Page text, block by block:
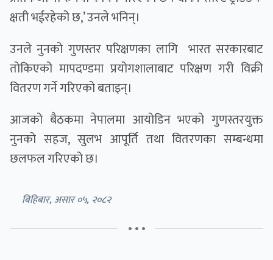
क्षती भईरहेको छ,’ उनले भनिन्।
उनले नुनको गुणस्तर परिक्षणका लागि भारत सरकारबाट
तोकिएको मापदण्डमा प्रयोगशालाबाट परिक्षण गरी विक्री
वितरण गर्ने गरिएको बताइन्।
आजको बैठकमा नेपालमा आयोडिन भएको गुणस्तरयुक्त
नुनको सहज, सुलभ आपूर्ति तथा वितरणका सम्बन्धमा
छलफल गरिएको छ।
बिहिबार, असार ०५, २०८२
• • •